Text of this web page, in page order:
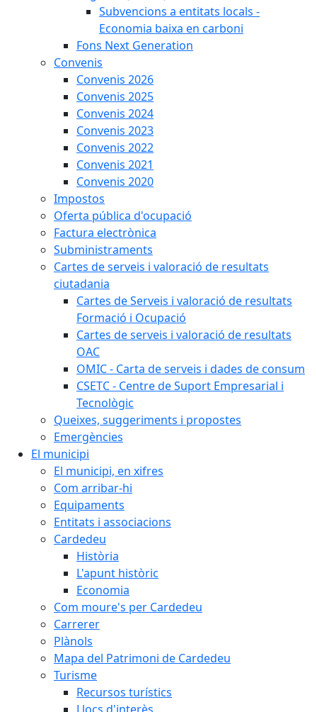
Subvencions a entitats locals -
Economia baixa en carboni
Fons Next Generation
Convenis
Convenis 2026
Convenis 2025
Convenis 2024
Convenis 2023
Convenis 2022
Convenis 2021
Convenis 2020
Impostos
Oferta pública d'ocupació
Factura electrònica
Subministraments
Cartes de serveis i valoració de resultats
ciutadania
Cartes de Serveis i valoració de resultats
Formació i Ocupació
Cartes de serveis i valoració de resultats
OAC
OMIC - Carta de serveis i dades de consum
CSETC - Centre de Suport Empresarial i
Tecnològic
Queixes, suggeriments i propostes
Emergències
El municipi
El municipi, en xifres
Com arribar-hi
Equipaments
Entitats i associacions
Cardedeu
Història
L'apunt històric
Economia
Com moure's per Cardedeu
Carrerer
Plànols
Mapa del Patrimoni de Cardedeu
Turisme
Recursos turístics